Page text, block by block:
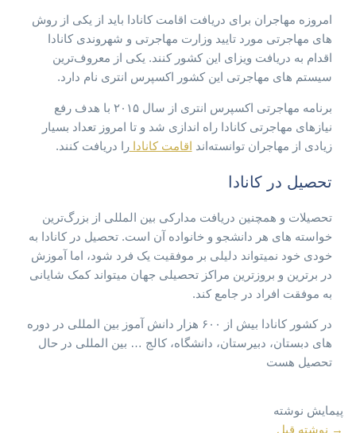
امروزه مهاجران برای دریافت اقامت کانادا باید از یکی از روش
های مهاجرتی مورد تایید وزارت مهاجرتی و شهروندی کانادا
اقدام به دریافت ویزای این کشور کنند. یکی از معروف‌ترین
سیستم های مهاجرتی این کشور اکسپرس انتری نام دارد.
برنامه مهاجرتی اکسپرس انتری از سال ۲۰۱۵ با هدف رفع
نیازهای مهاجرتی کانادا راه اندازی شد و تا امروز تعداد بسیار
زیادی از مهاجران توانسته‌اند
اقامت کانادارا دریافت کنند.
تحصیل در کانادا
تحصیلات و همچنین دریافت مدارکی بین المللی از بزرگ‌ترین
خواسته های هر دانشجو و خانواده آن است. تحصیل در کانادا به
خودی خود نمیتواند دلیلی بر موفقیت یک فرد شود، اما آموزش
در برترین و بروزترین مراکز تحصیلی جهان میتواند کمک شایانی
به موفقت افراد در جامع کند.
در کشور کانادا بیش از ۶۰۰ هزار دانش آموز بین المللی در دوره
های دبستان، دبیرستان، دانشگاه، کالج … بین المللی در حال
تحصیل هست
پیمایش نوشته
→ نوشته قبل